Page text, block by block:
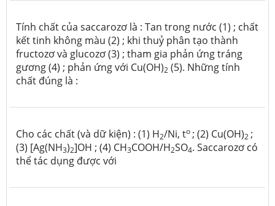
Tính chất của saccarozơ là : Tan trong nước (1) ; chất
kết tinh không màu (2) ; khi thuỷ phân tạo thành
fructozơ và glucozơ (3) ; tham gia phản ứng tráng
gương (4) ; phản ứng với Cu(OH)2 (5). Những tính
chất đúng là :
Cho các chất (và dữ kiện) : (1) H2/Ni, to ; (2) Cu(OH)2 ;
(3) [Ag(NH3)2]OH ; (4) CH3COOH/H2SO4. Saccarozơ có
thể tác dụng được với